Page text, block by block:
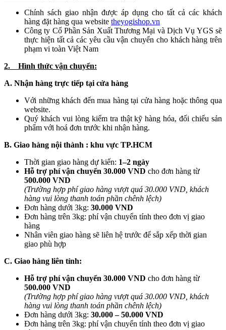
Chính sách giao nhận được áp dụng cho tất cả các khách
hàng đặt hàng qua website theyogishop.vn
Công ty Cổ Phần Sản Xuất Thương Mại và Dịch Vụ YGS sẽ
thực hiện tất cả các yêu cầu vận chuyển cho khách hàng trên
phạm vi toàn Việt Nam
2. Hình thức vận chuyển:
A. Nhận hàng trực tiếp tại cửa hàng
Với những khách đến mua hàng tại cửa hàng hoặc thông qua
website.
Quý khách vui lòng kiểm tra thật kỹ hàng hóa, đối chiếu sản
phẩm với hoá đơn trước khi nhận hàng.
B. Giao hàng nội thành : khu vực TP.HCM
Thời gian giao hàng dự kiến: 1–2 ngày
Hỗ trợ phí vận chuyển 30.000 VND cho đơn hàng từ
500.000 VND
(Trường hợp phí giao hàng vượt quá 30.000 VND, khách
hàng vui lòng thanh toán phần chênh lệch)
Đơn hàng dưới 3kg: 30.000 VND
Đơn hàng trên 3kg: phí vận chuyển tính theo đơn vị giao
hàng
Nhân viên giao hàng sẽ liên hệ trước để sắp xếp thời gian
giao phù hợp
C. Giao hàng liên tỉnh:
Hỗ trợ phí vận chuyển 30.000 VND cho đơn hàng từ
500.000 VND
(Trường hợp phí giao hàng vượt quá 30.000 VND, khách
hàng vui lòng thanh toán phần chênh lệch)
Đơn hàng dưới 3kg: 30.000 – 50.000 VND
Đơn hàng trên 3kg: phí vận chuyển tính theo đơn vị giao